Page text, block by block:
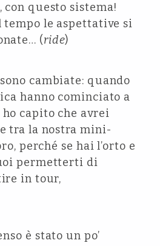
questo sistema!
tempo le aspettative si
(ride)
cambiate: quando
hanno cominciato a
capito che avrei
tra la nostra mini-
perché se hai l’orto e
permetterti di
in tour,
è stato un po’